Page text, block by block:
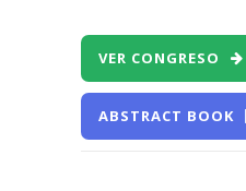
VER CONGRESO
ABSTRACT BOOK